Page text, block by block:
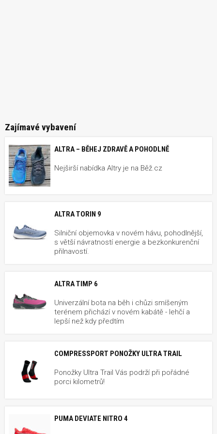
Zajímavé vybavení
ALTRA – BĚHEJ ZDRAVĚ A POHODLNĚ
Nejširší nabídka Altry je na Běž.cz
ALTRA TORIN 9
Silniční objemovka v novém hávu, pohodlnější,
s větší návratností energie a bezkonkurenční
přilnavostí.
ALTRA TIMP 6
Univerzální bota na běh i chůzi smíšeným
terénem přichází v novém kabátě - lehčí a
lepší než kdy předtím
COMPRESSPORT PONOŽKY ULTRA TRAIL
Ponožky Ultra Trail Vás podrží při pořádné
porci kilometrů!
PUMA DEVIATE NITRO 4